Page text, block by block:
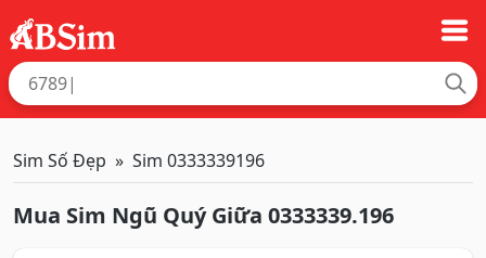
Sim Số Đẹp Sim 0333339196
Mua Sim Ngũ Quý Giữa 0333339.196